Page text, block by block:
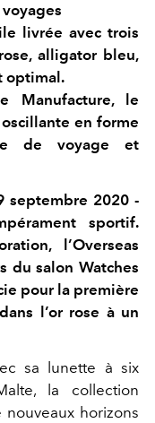
livrée avec trois
alligator bleu,
optimal.
Manufacture, le
en forme
de voyage et
septembre 2020 -
sportif.
l’Overseas
du salon Watches
pour la première
l’or rose à un
sa lunette à six
la collection
nouveaux horizons